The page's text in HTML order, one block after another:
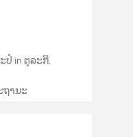
ປໍ in ຕຸລະກີ.
ຖານະ